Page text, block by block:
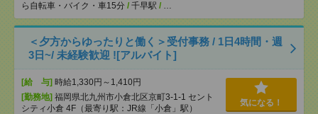
ら自転車・バイク・車15分 / 千早駅 / …
＜夕方からゆったりと働く＞受付事務 / 1日4時間・週
3日~/ 未経験歓迎 ![アルバイト]
[給 与] 時給1,330円～1,410円
[勤務地] 福岡県北九州市小倉北区京町3-1-1 セント
シティ小倉 4F（最寄り駅：JR線「小倉」駅）
気になる！